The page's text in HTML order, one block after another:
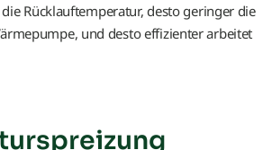
die Rücklauftemperatur, desto geringer die
und desto effizienter arbeitet